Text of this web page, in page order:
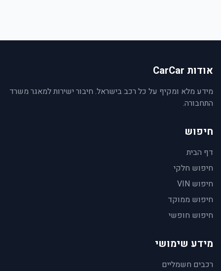
אודות CarCar
מידע מלא ומקיף על כל רכב בישראל. חיבור ישירות למאגר משרד
התחבורה.
חיפוש
דף הבית
חיפוש חלקי
חיפוש VIN
חיפוש ממוקד
חיפוש חופשי
מידע שימושי
רכבים חשמליים